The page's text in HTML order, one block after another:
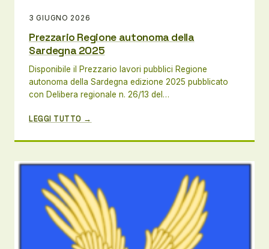
3 GIUGNO 2026
Prezzario Regione autonoma della
Sardegna 2025
Disponibile il Prezzario lavori pubblici Regione
autonoma della Sardegna edizione 2025 pubblicato
con Delibera regionale n. 26/13 del…
LEGGI TUTTO →